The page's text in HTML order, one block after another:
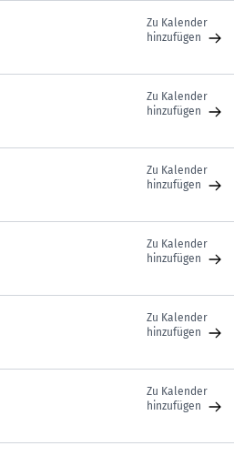
Zu Kalender
hinzufügen
Zu Kalender
hinzufügen
Zu Kalender
hinzufügen
Zu Kalender
hinzufügen
Zu Kalender
hinzufügen
Zu Kalender
hinzufügen